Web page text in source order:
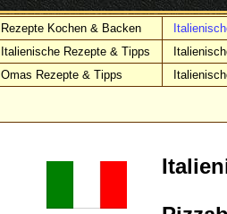
Rezepte Kochen & Backen
Italienische Rezepte & Tipps
Omas Rezepte & Tipps